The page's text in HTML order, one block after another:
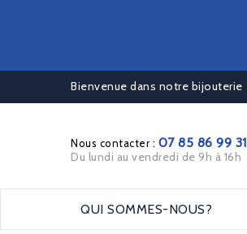
Bienvenue dans notre bijouterie
Nous contacter : 07 85 86 99 31
Du lundi au vendredi de 9h à 16h
QUI SOMMES-NOUS?